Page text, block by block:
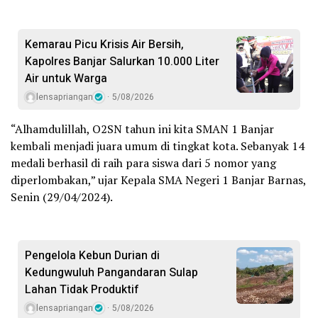
Kemarau Picu Krisis Air Bersih,
Kapolres Banjar Salurkan 10.000 Liter
Air untuk Warga
lensapriangan 5/08/2026
“Alhamdulillah, O2SN tahun ini kita SMAN 1 Banjar
kembali menjadi juara umum di tingkat kota. Sebanyak 14
medali berhasil di raih para siswa dari 5 nomor yang
diperlombakan,” ujar Kepala SMA Negeri 1 Banjar Barnas,
Senin (29/04/2024).
Pengelola Kebun Durian di
Kedungwuluh Pangandaran Sulap
Lahan Tidak Produktif ‎
lensapriangan 5/08/2026